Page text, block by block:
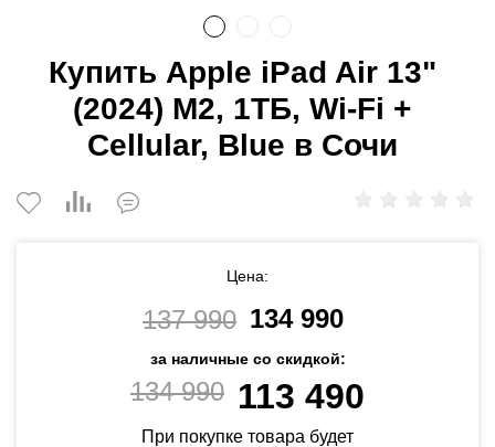
Купить Apple iPad Air 13"
(2024) M2, 1ТБ, Wi-Fi +
Cellular, Blue в Сочи
Цена:
137 990 134 990
за наличные со скидкой:
134 990 113 490
При покупке товара будет